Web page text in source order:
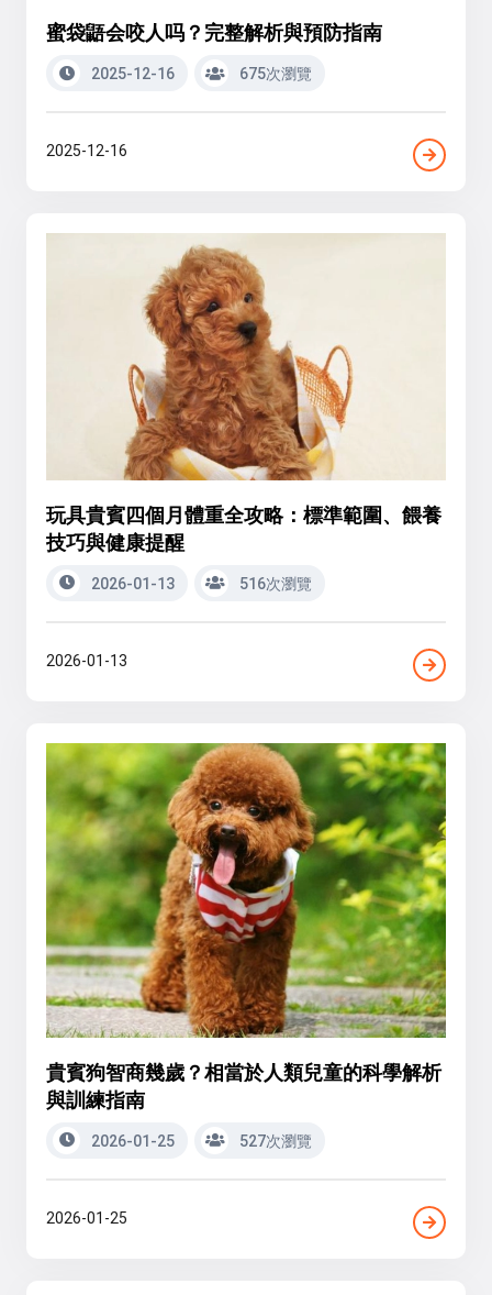
蜜袋鼯会咬人吗？完整解析與預防指南
2025-12-16 675次瀏覽
2025-12-16
玩具貴賓四個月體重全攻略：標準範圍、餵養
技巧與健康提醒
2026-01-13 516次瀏覽
2026-01-13
貴賓狗智商幾歲？相當於人類兒童的科學解析
與訓練指南
2026-01-25 527次瀏覽
2026-01-25